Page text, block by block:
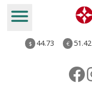
$ 44.73 € 51.42